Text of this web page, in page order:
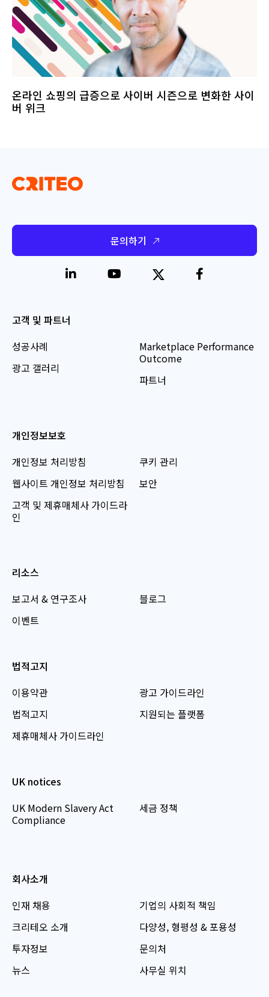
온라인 쇼핑의 급증으로 사이버 시즌으로 변화한 사이
버 위크
문의하기
고객 및 파트너
성공사례
광고 갤러리
Marketplace Performance
Outcome
파트너
개인정보보호
개인정보 처리방침
웹사이트 개인정보 처리방침
고객 및 제휴매체사 가이드라
인
쿠키 관리
보안
리소스
보고서 & 연구조사
이벤트
블로그
법적고지
이용약관
법적고지
제휴매체사 가이드라인
광고 가이드라인
지원되는 플랫폼
UK notices
UK Modern Slavery Act
Compliance
세금 정책
회사소개
인재 채용
크리테오 소개
투자정보
뉴스
기업의 사회적 책임
다양성, 형평성 & 포용성
문의처
사무실 위치